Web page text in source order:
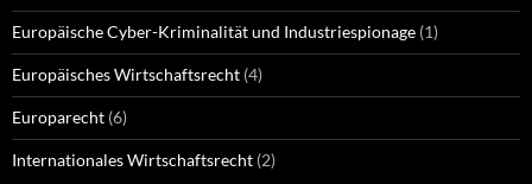
Europäische Cyber-Kriminalität und Industriespionage (1)
Europäisches Wirtschaftsrecht (4)
Europarecht (6)
Internationales Wirtschaftsrecht (2)